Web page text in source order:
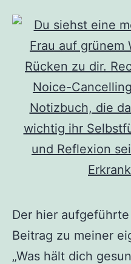
Der hier
Beitrag zu meiner
„Was hält dich